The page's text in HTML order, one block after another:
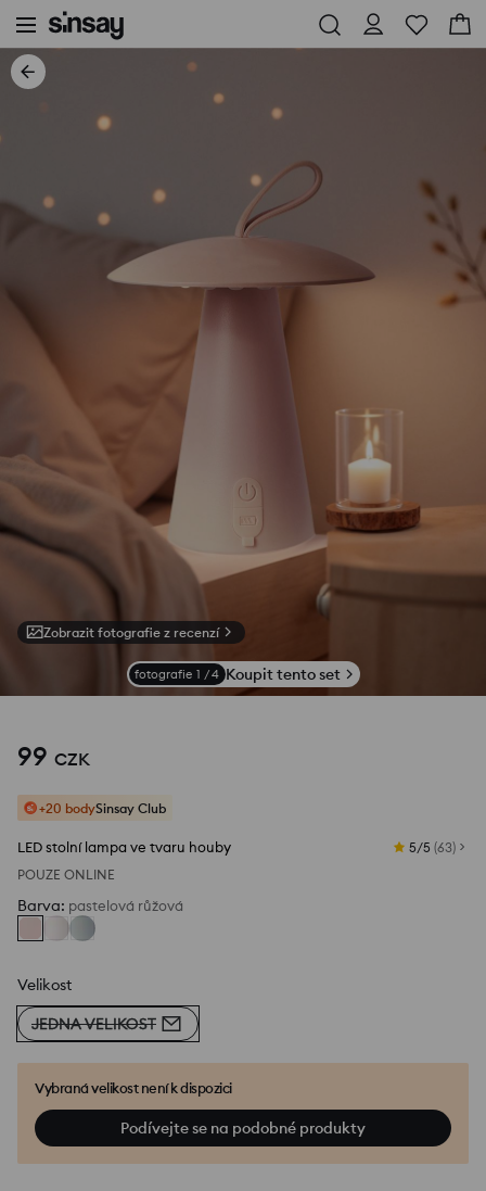
Zobrazit fotografie z recenzí
fotografie 1 /4 Koupit tento set
99 CZK
+20 bodySinsay Club
LED stolní lampa ve tvaru houby 5/5 (63)
POUZE ONLINE
Barva: pastelová růžová
Velikost
JEDNA VELIKOST
Vybraná velikost není k dispozici
Podívejte se na podobné produkty